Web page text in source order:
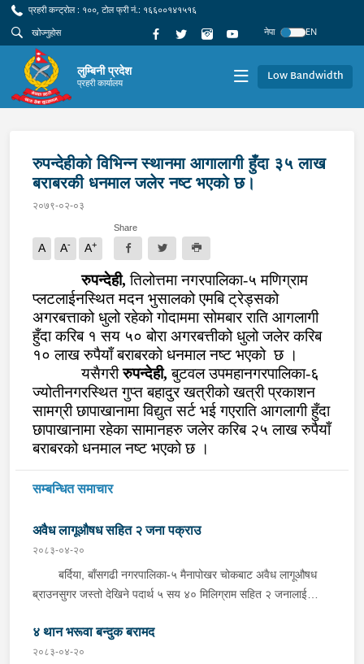
प्रहरी कन्ट्रोल : १००, टोल फ्री नं.: १६६००१४१५१६
नेपा
EN
लुम्बिनी प्रदेश
प्रहरी कार्यालय Low Bandwidth
रुपन्देहीको विभिन्न स्थानमा आगालागी हुँदा ३५ लाख
बराबरकी धनमाल जलेर नष्ट भएको छ।
२०७९-०२-०३
A A- A+
Share
रुपन्देही,तिलोत्तमा नगरपालिका-५ मणिग्राम
प्लटलाईनस्थित मदन भुसालको एमबि ट्रेड्सको
अगरबत्ताको धुलो रहेको गोदाममा सोमबार राति आगलागी
हुँदा करिब १ सय ५० बोरा अगरबत्तीको धुलो जलेर करिब
१० लाख रुपैयाँ बराबरको धनमाल नष्ट भएको छ ।
यसैगरीरुपन्देही,बुटवल उपमहानगरपालिका-६
ज्योतीनगरस्थित गुप्त बहादुर खत्रीको खत्री प्रकाशन
सामग्री छापाखानामा विद्युत सर्ट भई गएराति आगलागी हुँदा
छापाखानामा रहेका सामानहरु जलेर करिब २५ लाख रुपैयाँ
बराबरको धनमाल नष्ट भएको छ ।
सम्बन्धित समाचार
अवैध लागूऔषध सहित २ जना पक्राउ
२०८३-०४-२०
बर्दिया, बाँसगढी नगरपालिका-५ मैनापोखर चोकबाट अवैध लागूऔषध
ब्राउनसुगर जस्तो देखिने पदार्थ ५ सय ४० मिलिग्राम सहित २ जनालाई
नगरपालिका-६ बस्ने २४ वर्षीय किरण नेपाली र ३६ वर्षीय सतिराम थारू रहेका
छन् । इलाका प्रहरी कार्यालय मोतिपुरबाट खटिएको प्रहरीले दमौलीबाट
४ थान भरूवा बन्दुक बरामद
२०८३-०४-२०